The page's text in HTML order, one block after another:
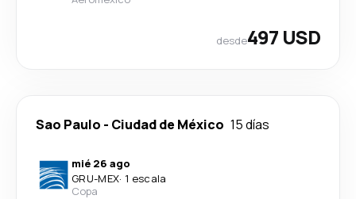
desde497 USD
Sao Paulo - Ciudad de México 15 días
mié 26 ago
GRU-MEX· 1 escala
Copa